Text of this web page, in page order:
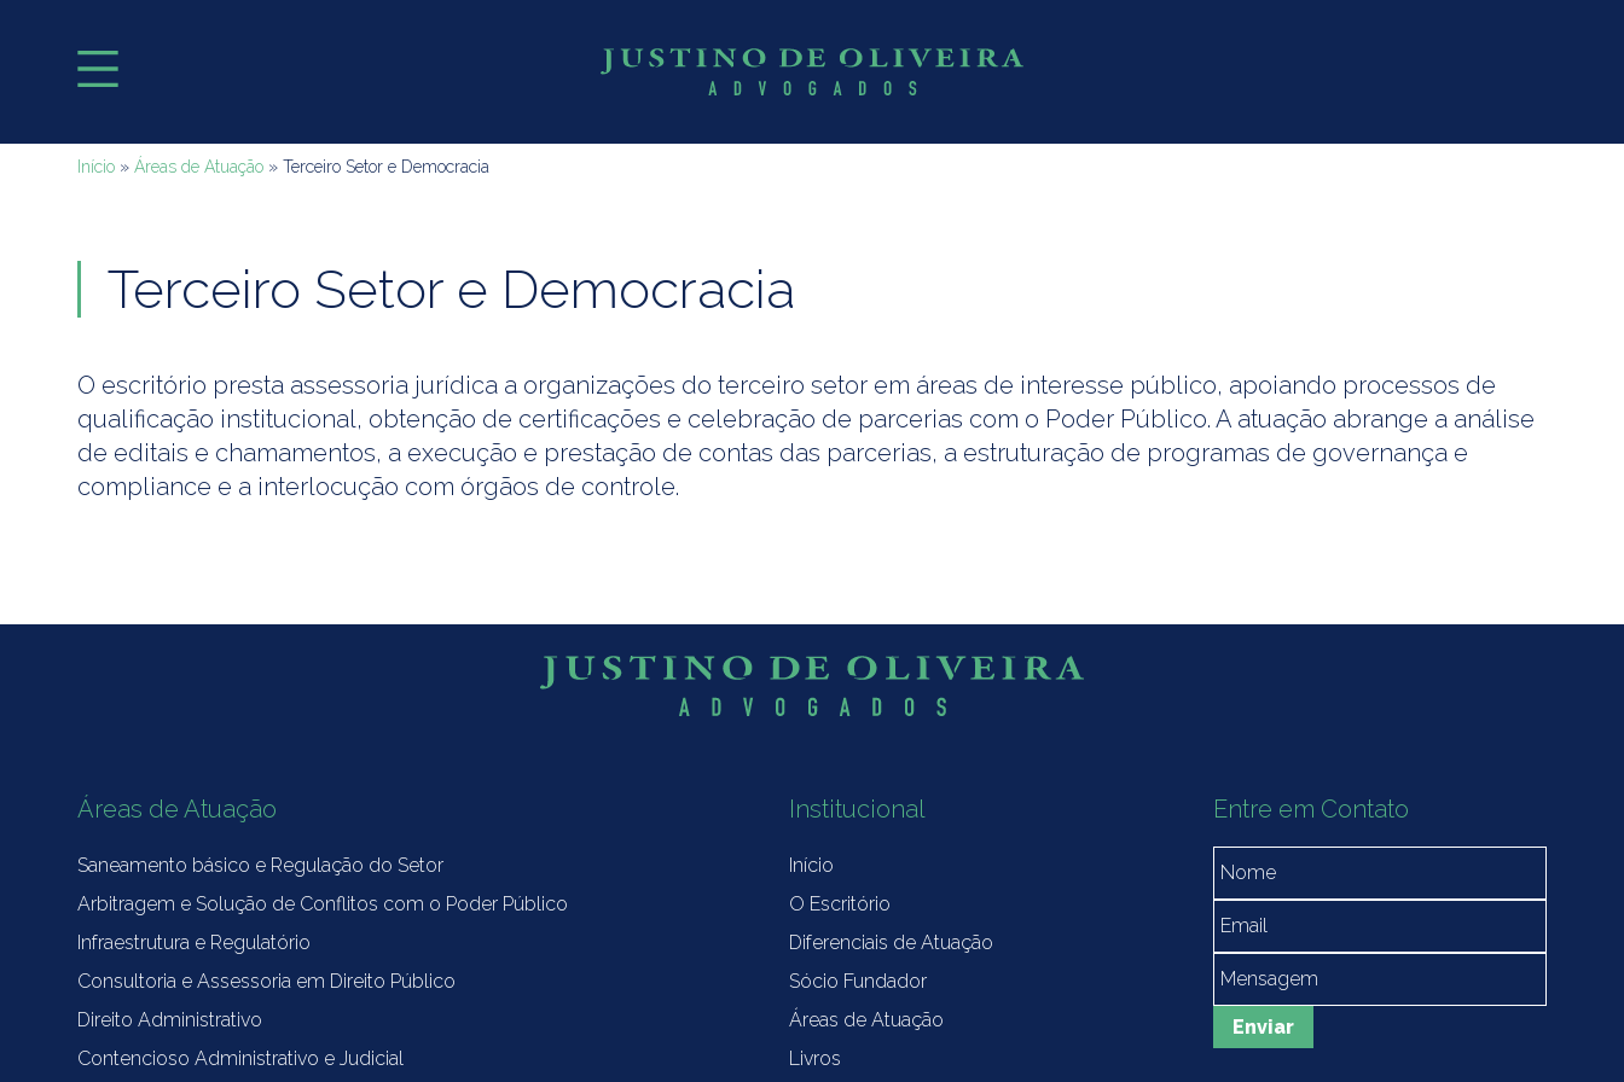
Início » Áreas de Atuação » Terceiro Setor e Democracia
Terceiro Setor e Democracia
O escritório presta assessoria jurídica a organizações do terceiro setor em áreas de interesse público, apoiando processos de
qualificação institucional, obtenção de certificações e celebração de parcerias com o Poder Público. A atuação abrange a análise
de editais e chamamentos, a execução e prestação de contas das parcerias, a estruturação de programas de governança e
compliance e a interlocução com órgãos de controle.
Áreas de Atuação
Saneamento básico e Regulação do Setor
Arbitragem e Solução de Conflitos com o Poder Público
Infraestrutura e Regulatório
Consultoria e Assessoria em Direito Público
Direito Administrativo
Contencioso Administrativo e Judicial
Institucional
Início
O Escritório
Diferenciais de Atuação
Sócio Fundador
Áreas de Atuação
Livros
Entre em Contato